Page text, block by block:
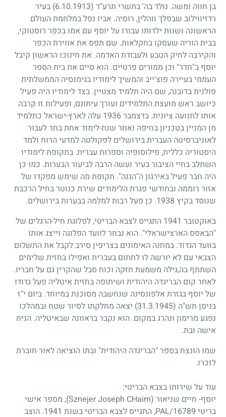
בן חווה ומשה. נולד בה' בתשרי תרע"ד (6.10.1913)
בעיר
רדזיווילוב שבפלך ווהלין, רוסיה. אביו נפל במלחמת העולם
הראשונה ושנות ילדותו עבורו על יוסף עם אמו בכפר רוסטוקי,
בבית הוריה שעסקו בחקלאות. שם תפס את אווירת הכפר
והקירבה לחיק הטבע ולעבודת האדמה. את חינוכו הראשון קיבל
יוסף ב"חדר" וכן ממורים פרטיים. הוא סיים את בית הספר
העממי בעיירה פוצ'ייב והמשיך לימודיו בגימנסיה הממשלתית
פולנית בדובנה, שם היה תלמיד מצטיין. בצד לימודיו היה פעיל
כיושב ראש מועצת התלמידים ועורך עיתונם, ופעילות זו קרבה
אותו לתנועה ציונית. בדצמבר1936 עלה לארץ-ישראל כתלמיד
מן המניין בטכניון בחיפה ואחר שנת-לימוד אחת בחר לעבור
לאוניברסיטה העברית בירושלים לפקולטה למדעי הרוח ולמד
היסטוריה כללית, פילוסופיה וספרות עברית. בתקופת לימודיו
השתלב בחיי הציבור בעיר ועשה הרבה לביעור הבערות. כמו כן
היה חבר פעיל באירגון ה"הגנה". תקופת מה שימש מפקדו של
אזור רוממה ובחודשי פגרת הלימודים שירת כנוטר בחיל הרכבת
שנוסד בקיץ 1938. כן פעל רבות למלמה בבערות בירושלים.
באוקטובר 1941 התגייס לצבא הבריטי, לפלוגת חיל-הרגלים של
"הבאפס הארצישראלי". הוא נבחר לוועד הפלוגה וייצג אותו
בוועד הגדוד. במחנה האימונים בצריפין סירב לקבל את התשלום
הצבאי עם לא יורשה לו לחתום בעברית ואפילו בחזית שלימים
השתתף בה,גילה משמעת חזקה וכוח סבל שהקרין גם על חבריו.
לאחר קום הבריגדה היהודית ושיתופה בחזית איטליה פעל גדודו
של יוסף בגזרת אלפונסינה שנחשבה מסוכנת במיוחד. ביום י"ז
בניסן תש"ה (31.3.1945)
יצאה מחלקתו לסיור שטח ובמהלכו
נפגע מרימון ונהרג במקום. הוא נקבר בראוונה שבאיטליה. הניח
אישה ובת.
שמו הונצח בספר "הבריגדה היהודית" ובתו הוציאה לאור חוברת
לזכרו.
עוד על שירותו בצבא הבריטי:
יוסף- חיים שניאור (Sznejer Joseph CHaim), מספר אישי
בריטי PAL/16789, התגייס לצבא הבריטי בשנת 1941. הוצב